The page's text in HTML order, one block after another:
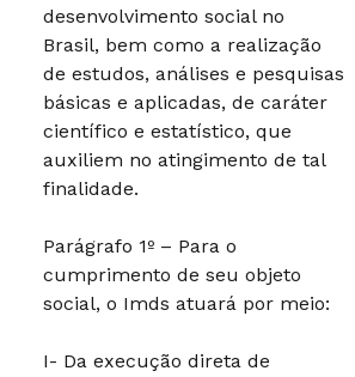
desenvolvimento social no
Brasil, bem como a realização
de estudos, análises e pesquisas
básicas e aplicadas, de caráter
científico e estatístico, que
auxiliem no atingimento de tal
finalidade.
Parágrafo 1º – Para o
cumprimento de seu objeto
social, o Imds atuará por meio:
I- Da execução direta de